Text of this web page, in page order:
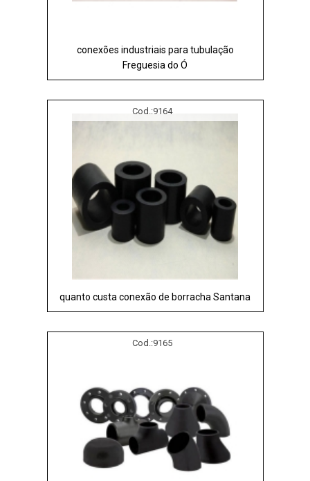
conexões industriais para tubulação
Freguesia do Ó
Cod.:9164
quanto custa conexão de borracha Santana
Cod.:9165